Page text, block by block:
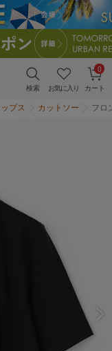
検索 お気に入り カート
0
ップス カットソー フロ